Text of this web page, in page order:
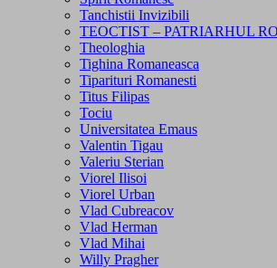
Tanchistii Invizibili
TEOCTIST – PATRIARHUL
Theologhia
Tighina Romaneasca
Tiparituri Romanesti
Titus Filipas
Tociu
Universitatea Emaus
Valentin Tigau
Valeriu Sterian
Viorel Ilisoi
Viorel Urban
Vlad Cubreacov
Vlad Herman
Vlad Mihai
Willy Pragher